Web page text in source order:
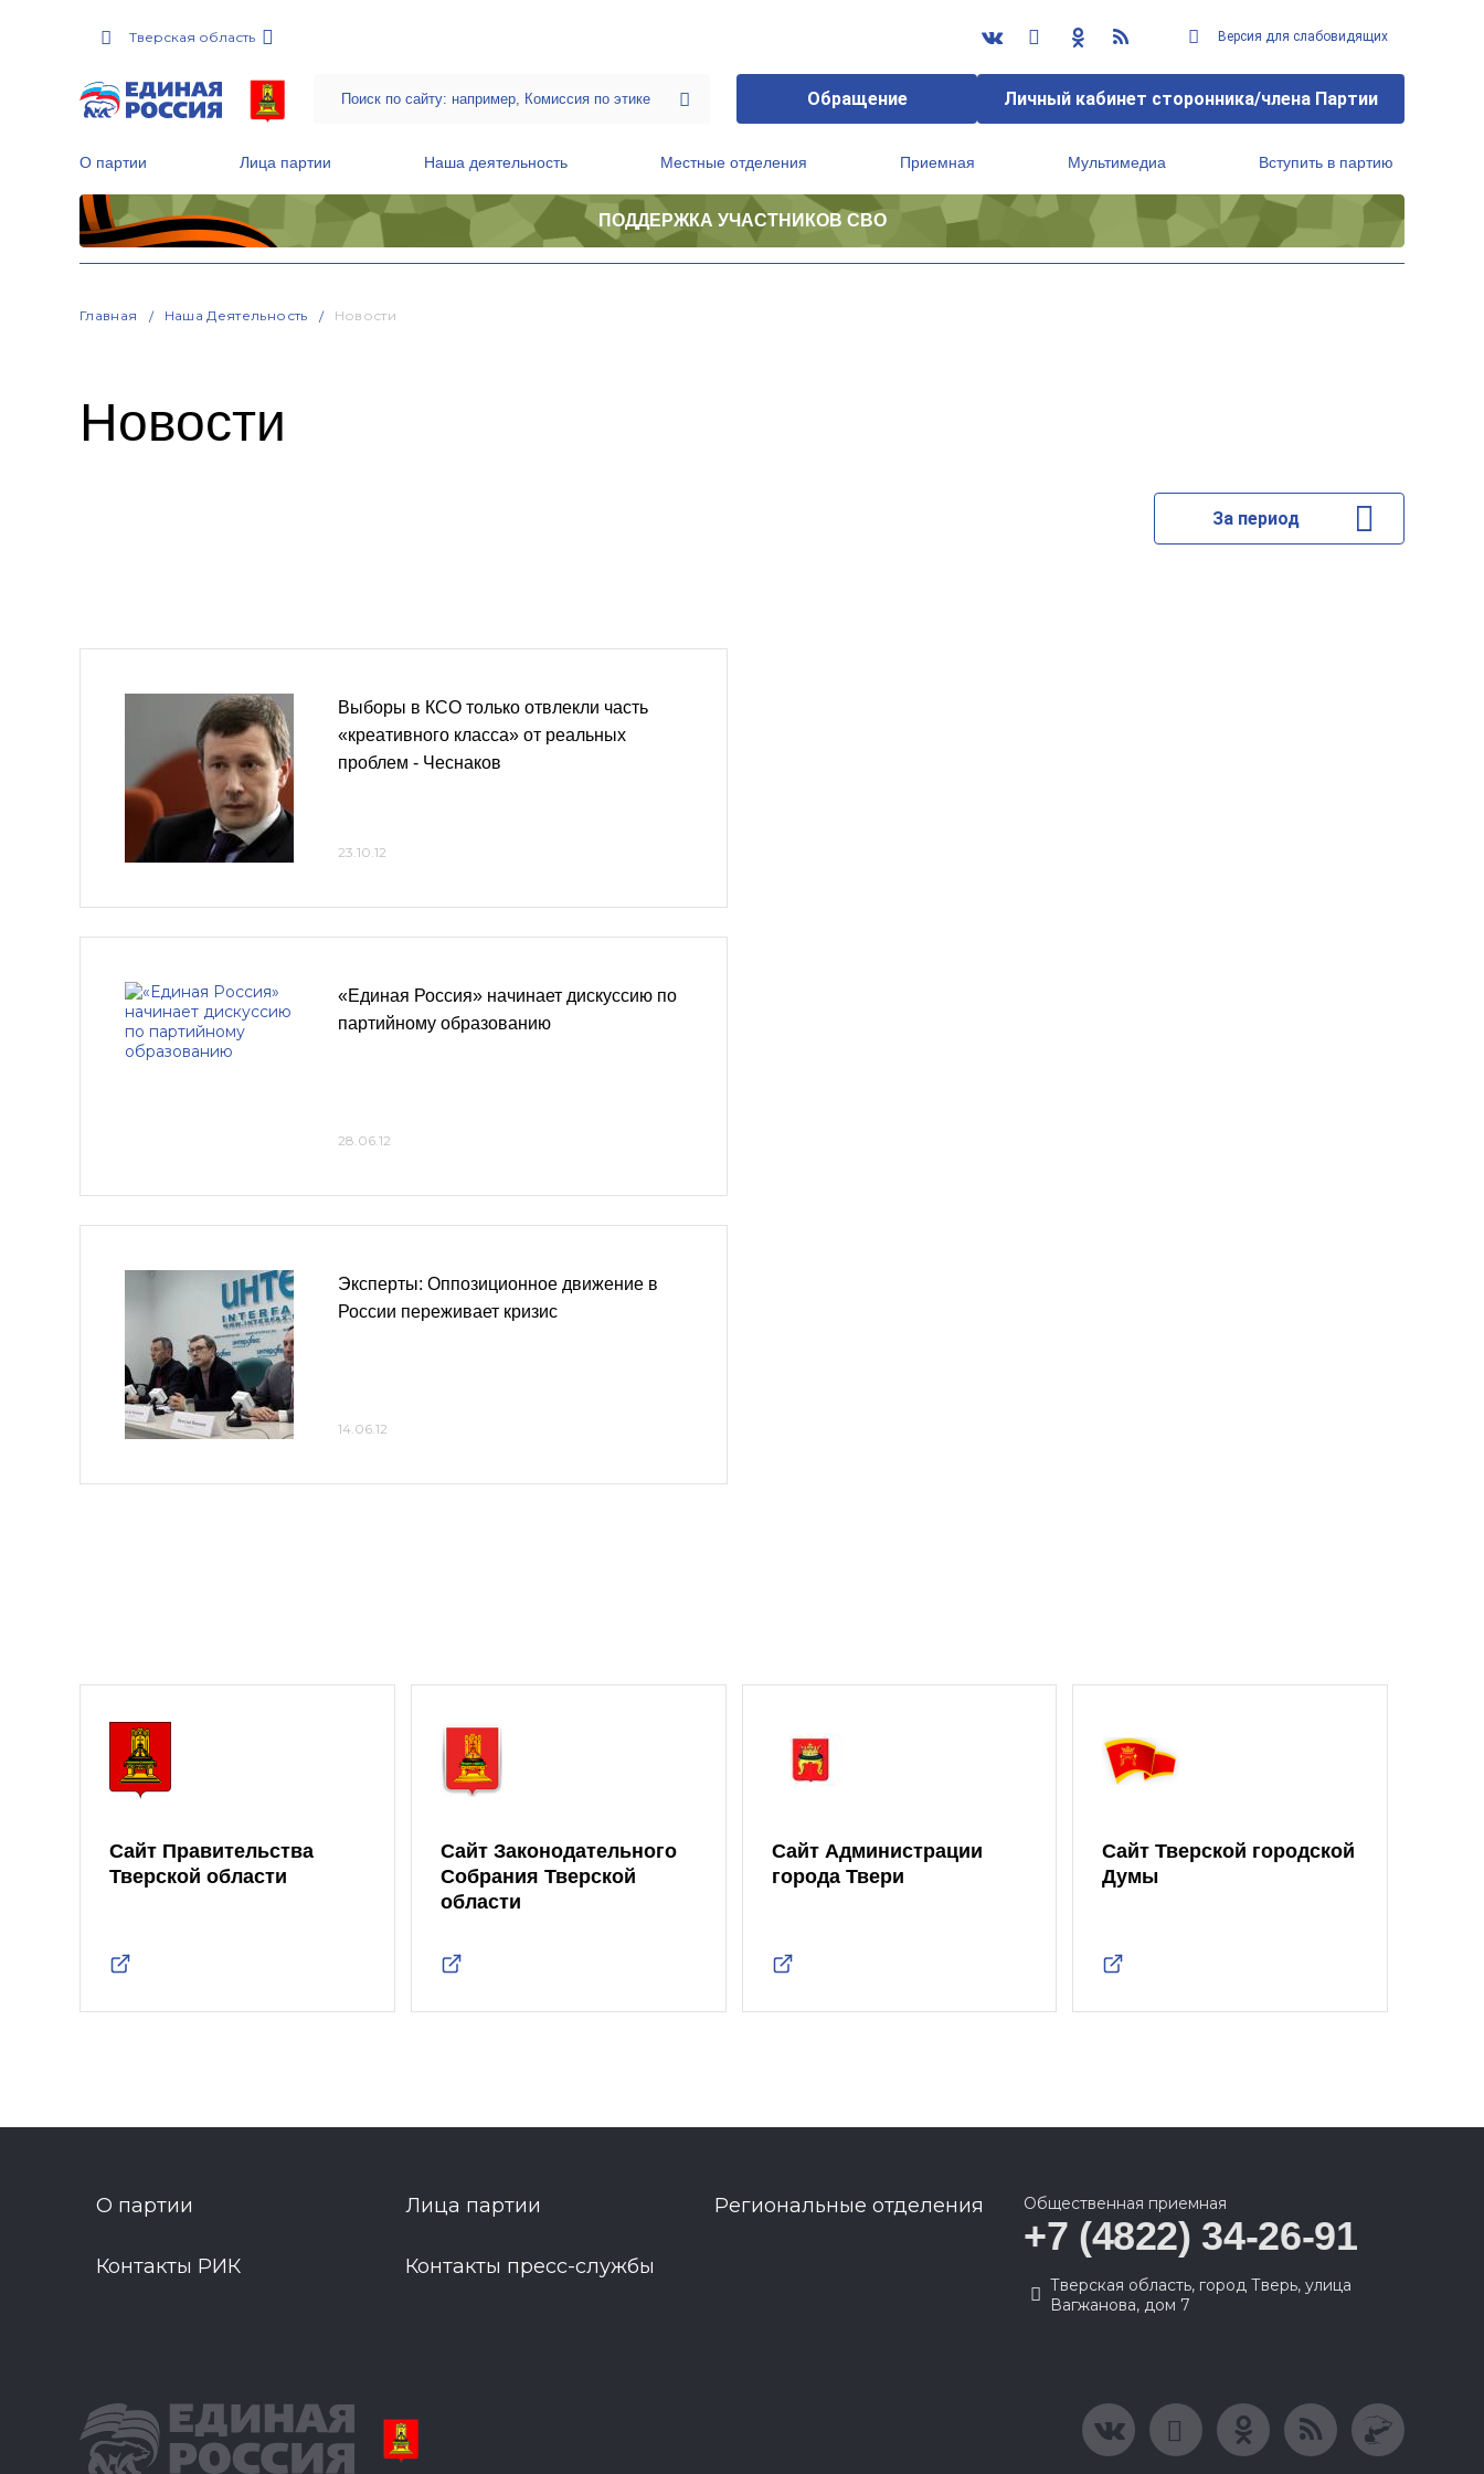
Тверская область Версия для слабовидящих
Обращение Личный кабинет сторонника/члена Партии
О партии Лица партии Наша деятельность Местные отделения Приемная Мультимедиа Вступить в партию
ПОДДЕРЖКА УЧАСТНИКОВ СВО
Главная Наша Деятельность Новости
Новости
За период
Выборы в КСО только отвлекли часть
«креативного класса» от реальных
проблем - Чеснаков
23.10.12
«Единая Россия» начинает дискуссию по
партийному образованию
28.06.12
Эксперты: Оппозиционное движение в
России переживает кризис
14.06.12
Сайт Правительства
Тверской области
Сайт Законодательного
Собрания Тверской
области
Сайт Администрации
города Твери
Сайт Тверской городской
Думы
О партии Лица партии Региональные отделения
Контакты РИК Контакты пресс-службы
Общественная приемная
+7 (4822) 34-26-91
Тверская область, город Тверь, улица
Вагжанова, дом 7